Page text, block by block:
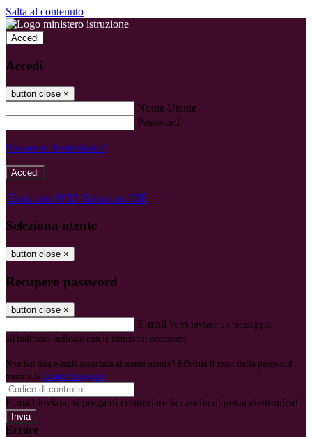
Salta al contenuto
Accedi
Accedi
button close ×
Nome Utente
Password
Password dimenticata?
-
Entra con SPID Entra con CIE
Seleziona utente
button close ×
Recupero password
button close ×
E-mail Verrà inviato un messaggio
all'indirizzo indicato con le istruzioni necessarie.
Non hai una e-mail associata al nome utente? Effettua il reset della password
tramite la Login Spaggiari
E-mail inviata, si prega di controllare la casella di posta elettronica!
Errore